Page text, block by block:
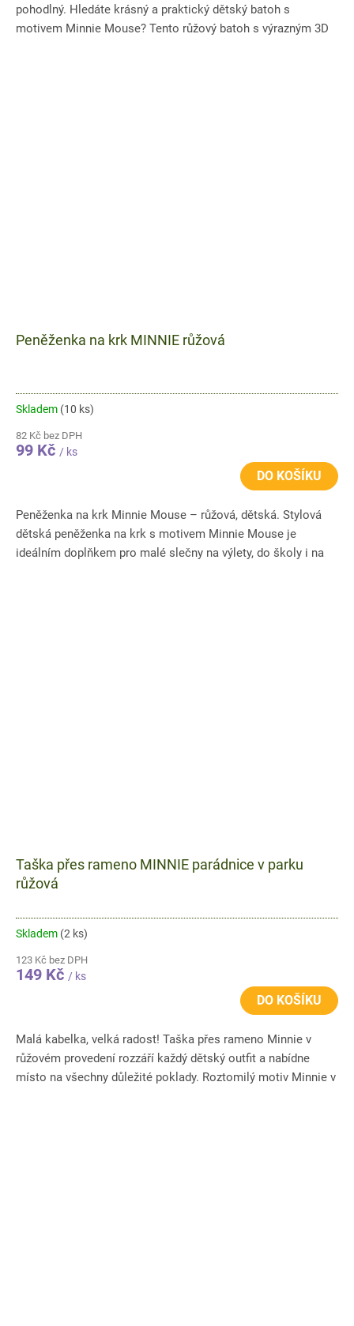
pohodlný. Hledáte krásný a praktický dětský batoh s
motivem Minnie Mouse? Tento růžový batoh s výrazným 3D
Peněženka na krk MINNIE růžová
Skladem (10 ks)
82 Kč bez DPH
99 Kč / ks
DO KOŠÍKU
Peněženka na krk Minnie Mouse – růžová, dětská. Stylová
dětská peněženka na krk s motivem Minnie Mouse je
ideálním doplňkem pro malé slečny na výlety, do školy i na
Taška přes rameno MINNIE parádnice v parku
růžová
Skladem (2 ks)
123 Kč bez DPH
149 Kč / ks
DO KOŠÍKU
Malá kabelka, velká radost! Taška přes rameno Minnie v
růžovém provedení rozzáří každý dětský outfit a nabídne
místo na všechny důležité poklady. Roztomilý motiv Minnie v